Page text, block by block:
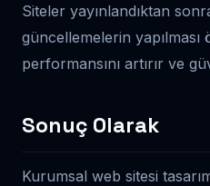
Siteler yayınlandıktan
güncellemelerin yapılması
performansını artırır ve
Sonuç Olarak
Kurumsal web sitesi